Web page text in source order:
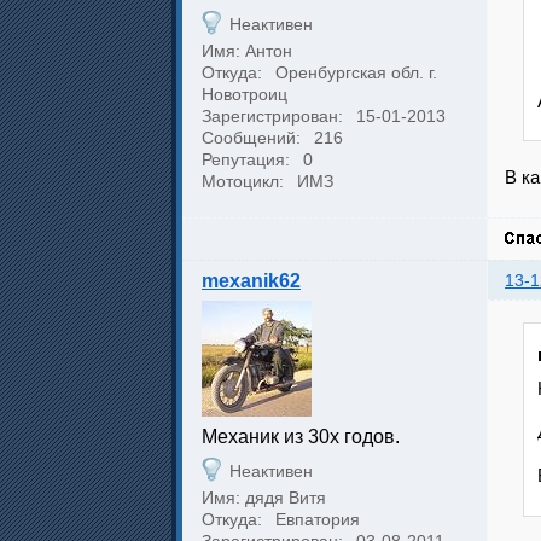
Неактивен
Имя: Антон
Откуда:
Оренбургская обл. г.
Новотроиц
Зарегистрирован:
15-01-2013
Сообщений:
216
Репутация:
0
Мотоцикл:
ИМЗ В
mexanik62 13-
Механик из 30х годов.
Неактивен
Имя: дядя Витя
Откуда:
Евпатория